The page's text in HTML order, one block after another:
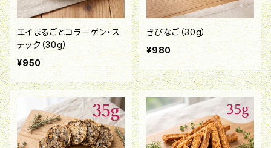
エイまるごとコラーゲン・ス
テック（30g）
¥950
きびなご（30g）
¥980